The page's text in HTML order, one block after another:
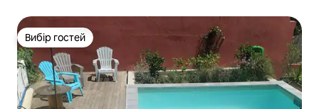
Вибір гостей
Вибір гостей